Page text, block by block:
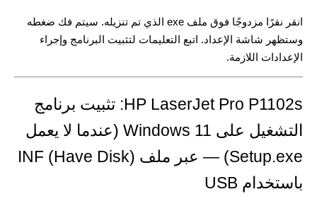
انقر نقرًا مزدوجًا فوق ملف exe الذي تم تنزيله. سيتم فك ضغطه
وستظهر شاشة الإعداد. اتبع التعليمات لتثبيت البرنامج وإجراء
الإعدادات اللازمة.
HP LaserJet Pro P1102s: تثبيت برنامج
التشغيل على Windows 11 (عندما لا يعمل
Setup.exe) — عبر ملف INF (Have Disk)
باستخدام USB